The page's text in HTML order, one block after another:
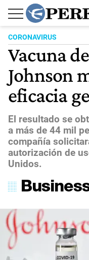
CORONAVIRUS
Vacuna
Johnson
eficacia
El resultado se
a más de 44 mil
compañía
autorización de
Unidos.